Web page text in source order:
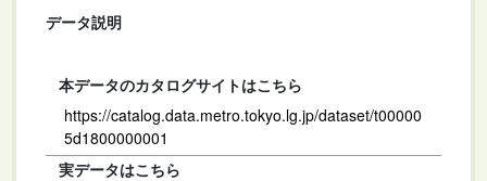
データ説明
本データのカタログサイトはこちら
https://catalog.data.metro.tokyo.lg.jp/dataset/t00000
5d1800000001
実データはこちら